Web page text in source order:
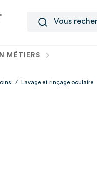
MÉTIERS
/ Lavage et rinçage oculaire